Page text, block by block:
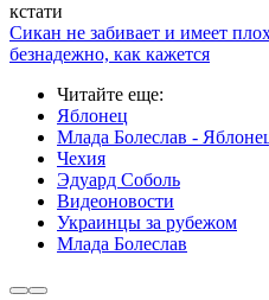
кстати
Сикан не забивает и имеет
безнадежно, как кажется
Читайте еще:
Яблонец
Млада Болеслав -
Чехия
Эдуард Соболь
Видеоновости
Украинцы за рубежом
Млада Болеслав